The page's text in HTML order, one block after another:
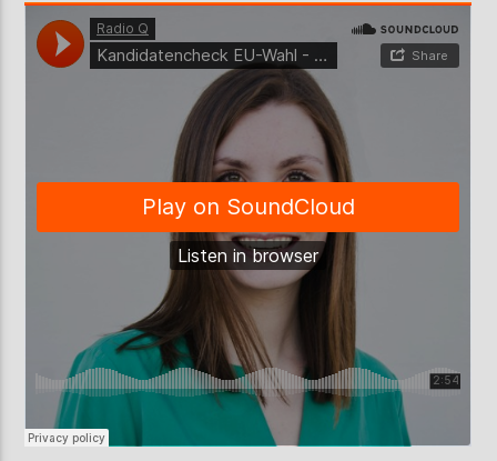
AKTUELLE SENDUNG
MOEBIUS
00:00 09:00
Münster 90,9 MHz Steinfurt103,9 MHz